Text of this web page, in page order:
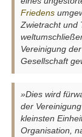
Friedens
Zwietracht und
Vereinigung
Gesellschaft
»Dies wird
der
kleinsten
Organisation,